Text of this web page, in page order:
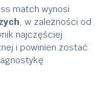
match wynosi
, w zależności od
najczęściej
i powinien zostać